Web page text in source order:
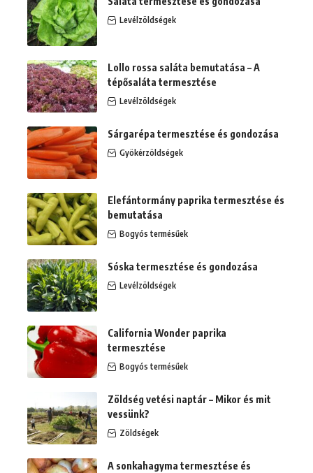
Levélzöldségek
Lollo rossa saláta bemutatása – A
tépősaláta termesztése
Levélzöldségek
Sárgarépa termesztése és gondozása
Gyökérzöldségek
Elefántormány paprika termesztése és
bemutatása
Bogyós termésűek
Sóska termesztése és gondozása
Levélzöldségek
California Wonder paprika
termesztése
Bogyós termésűek
Zöldség vetési naptár – Mikor és mit
vessünk?
Zöldségek
A sonkahagyma termesztése és